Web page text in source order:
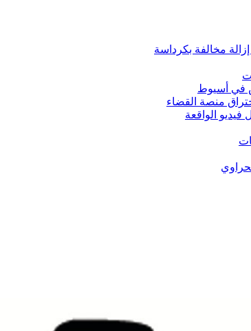
مخالفة بكرداسة
في أسيوط
منصة القضاء
الواقعة